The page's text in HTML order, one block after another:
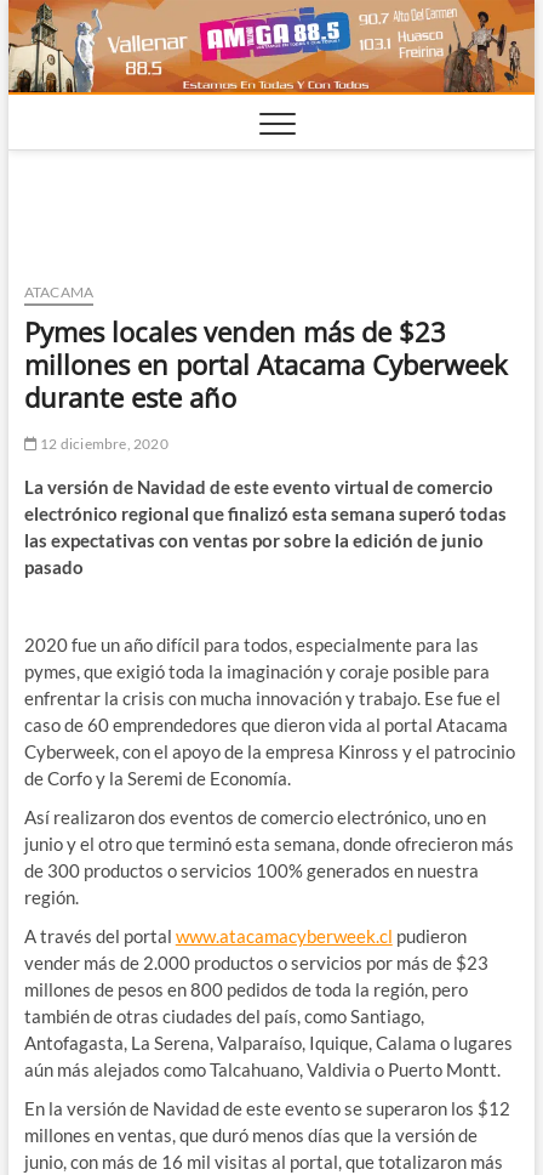
Saltar
al
contenido
ATACAMA
Pymes locales venden más de $23
millones en portal Atacama Cyberweek
durante este año
12 diciembre, 2020
La versión de Navidad de este evento virtual de comercio
electrónico regional que finalizó esta semana superó todas
las expectativas con ventas por sobre la edición de junio
pasado
2020 fue un año difícil para todos, especialmente para las
pymes, que exigió toda la imaginación y coraje posible para
enfrentar la crisis con mucha innovación y trabajo. Ese fue el
caso de 60 emprendedores que dieron vida al portal Atacama
Cyberweek, con el apoyo de la empresa Kinross y el patrocinio
de Corfo y la Seremi de Economía.
Así realizaron dos eventos de comercio electrónico, uno en
junio y el otro que terminó esta semana, donde ofrecieron más
de 300 productos o servicios 100% generados en nuestra
región.
A través del portal www.atacamacyberweek.cl pudieron
vender más de 2.000 productos o servicios por más de $23
millones de pesos en 800 pedidos de toda la región, pero
también de otras ciudades del país, como Santiago,
Antofagasta, La Serena, Valparaíso, Iquique, Calama o lugares
aún más alejados como Talcahuano, Valdivia o Puerto Montt.
En la versión de Navidad de este evento se superaron los $12
millones en ventas, que duró menos días que la versión de
junio, con más de 16 mil visitas al portal, que totalizaron más